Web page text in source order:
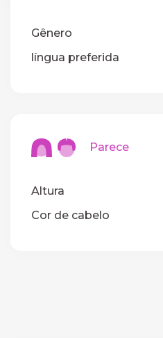
Gênero
língua preferida
Parece
Altura
Cor de cabelo